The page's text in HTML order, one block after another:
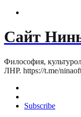
Сайт
Философия,
ЛНР. https://t.me/
Subscribe